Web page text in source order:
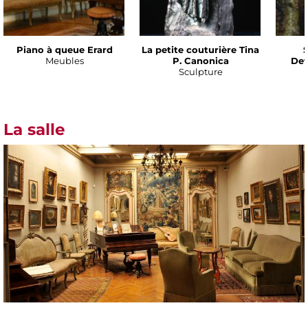
Piano à queue Erard
Meubles
La petite couturière Tina
P. Canonica
Sculpture
La salle